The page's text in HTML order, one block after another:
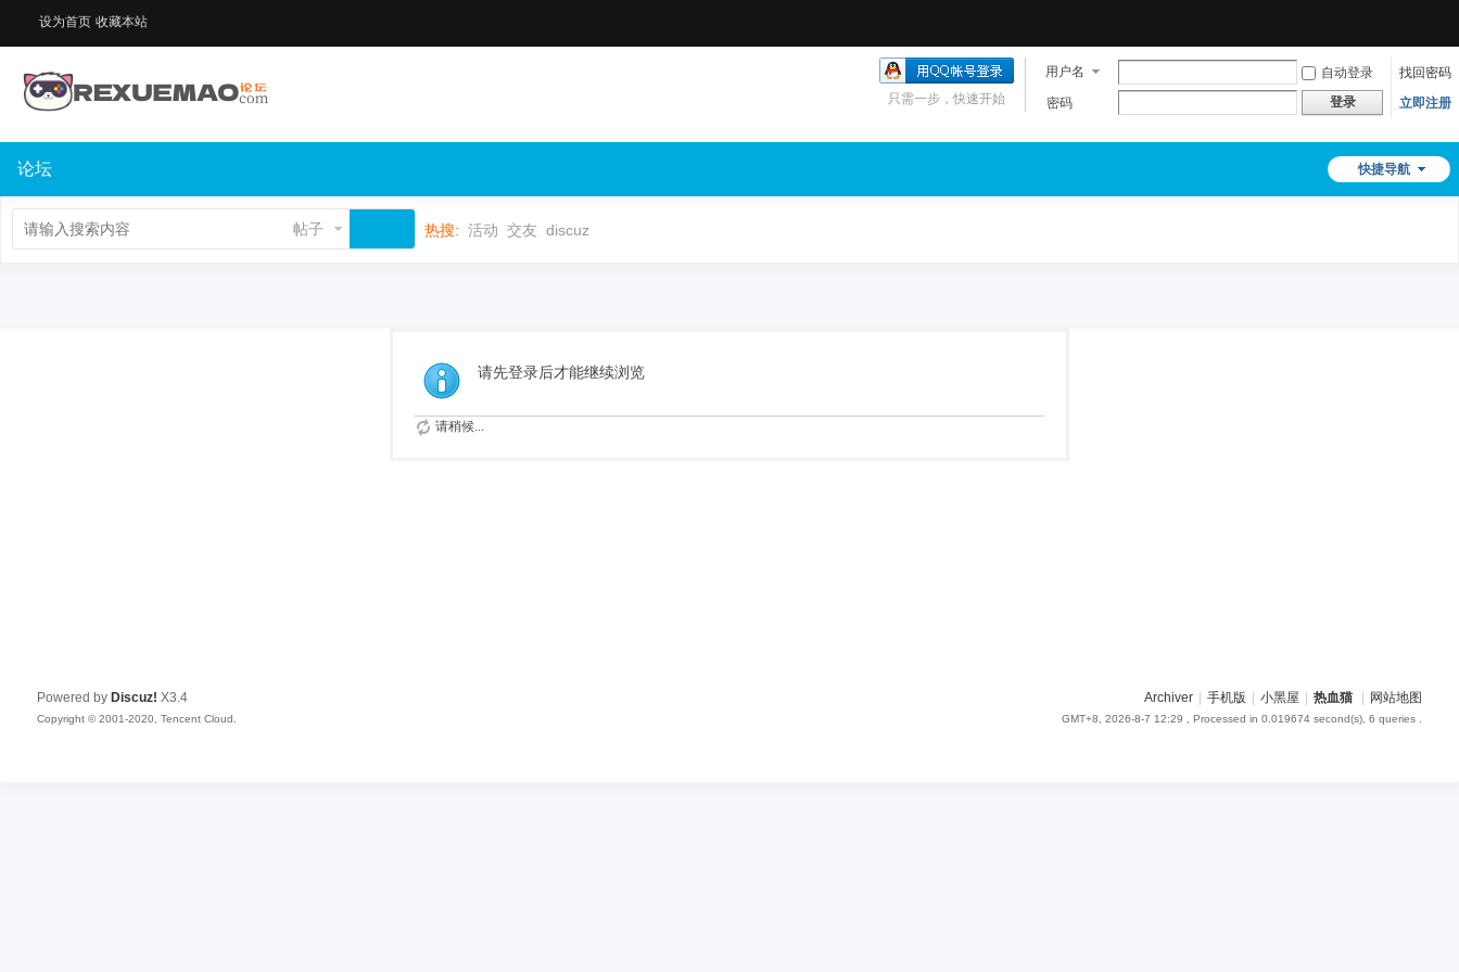
设为首页 收藏本站
用户名 自动登录
找回密码
密码
登录 立即注册
只需一步，快速开始
快捷导航
论坛
帖子 热搜: 活动 交友 discuz
请先登录后才能继续浏览
请稍候...
Archiver 手机版 小黑屋 热血猫 网站地图
GMT+8, 2026-8-7 12:29 , Processed in 0.019674 second(s), 6 queries .
Powered by Discuz! X3.4
Copyright © 2001-2020, Tencent Cloud.